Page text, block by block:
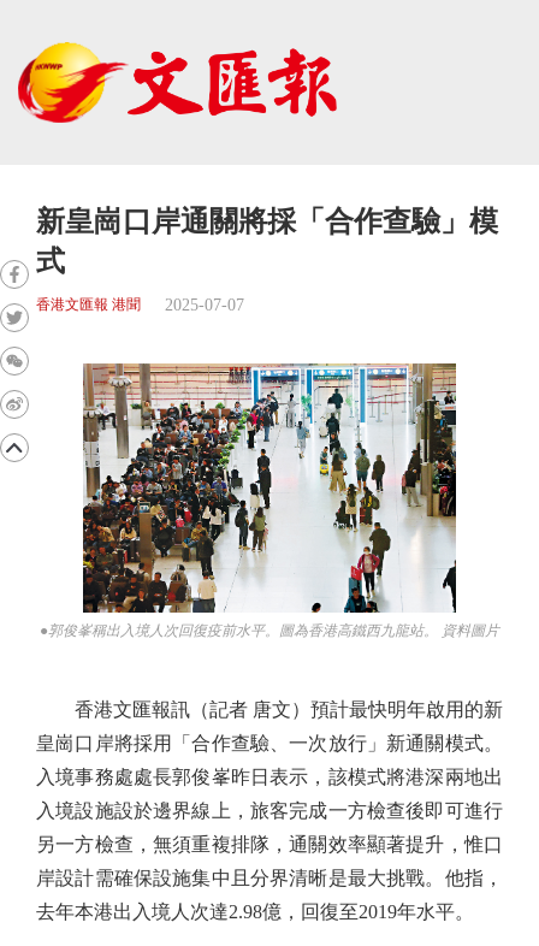
新皇崗口岸通關將採「合作查驗」模
式
香港文匯報 港聞 2025-07-07
●郭俊峯稱出入境人次回復疫前水平。圖為香港高鐵西九龍站。 資料圖片
香港文匯報訊（記者 唐文）預計最快明年啟用的新
皇崗口岸將採用「合作查驗、一次放行」新通關模式。
入境事務處處長郭俊峯昨日表示，該模式將港深兩地出
入境設施設於邊界線上，旅客完成一方檢查後即可進行
另一方檢查，無須重複排隊，通關效率顯著提升，惟口
岸設計需確保設施集中且分界清晰是最大挑戰。他指，
去年本港出入境人次達2.98億，回復至2019年水平。